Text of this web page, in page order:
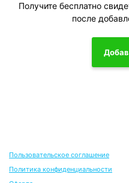
Получите бесплатно
после
Пользовательское соглашение
Политика конфиденциальности